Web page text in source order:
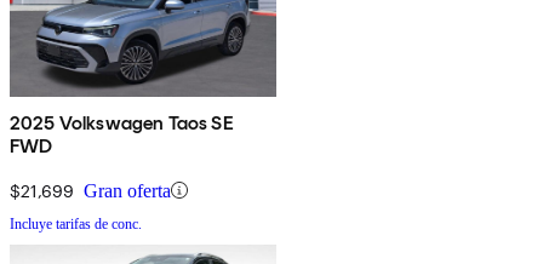
2025 Volkswagen Taos SE
FWD
$21,699 Gran oferta
Incluye tarifas de conc.